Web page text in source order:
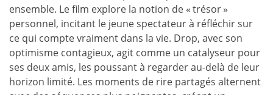
ensemble. Le film explore la notion de « trésor »
personnel, incitant le jeune spectateur à réfléchir sur
ce qui compte vraiment dans la vie. Drop, avec son
optimisme contagieux, agit comme un catalyseur pour
ses deux amis, les poussant à regarder au-delà de leur
horizon limité. Les moments de rire partagés alternent